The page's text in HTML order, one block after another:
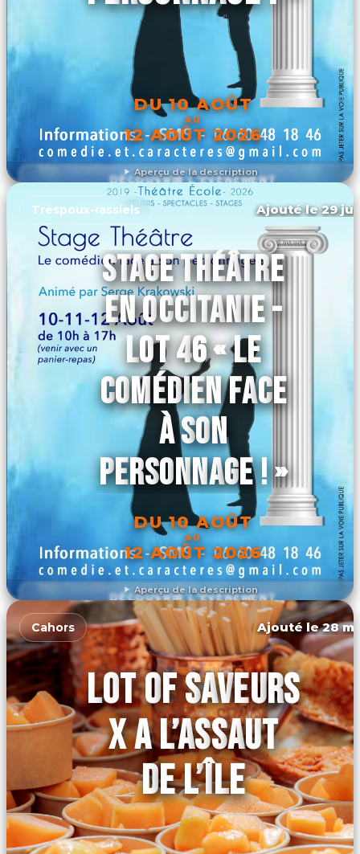
Aperçu de la description
DU 10 AOÛT
AU
12 AOÛT 2026
DÉCOUVRIR L'ÉVÉNEMENT
Aperçu de la description
Trespoux-rassiels Ajouté le 29
STAGE THÉÂTRE
EN OCCITANIE -
LOT 46 « LE
COMÉDIEN FACE
À SON
PERSONNAGE ! »
DU 10 AOÛT
AU
12 AOÛT 2026
DÉCOUVRIR L'ÉVÉNEMENT
Cahors Ajouté le 28
LOT OF SAVEURS
X A L’ASSAUT
DE L’ÎLE